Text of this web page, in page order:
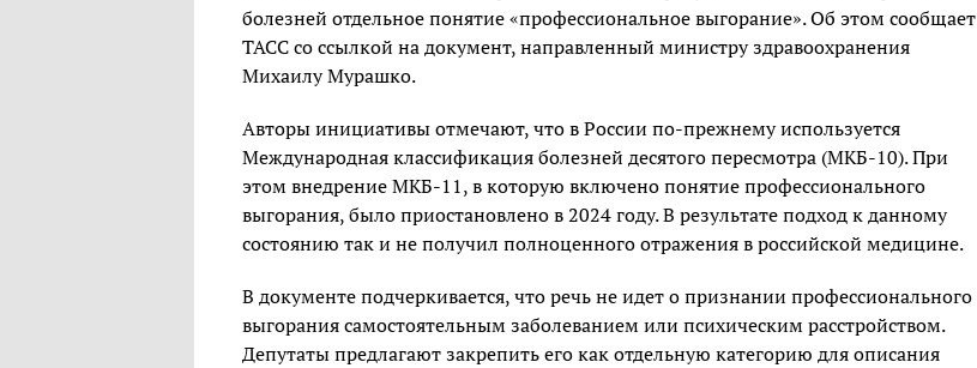
болезней отдельное понятие «профессиональное выгорание». Об этом сообщает
ТАСС со ссылкой на документ, направленный министру здравоохранения
Михаилу Мурашко.
Авторы инициативы отмечают, что в России по-прежнему используется
Международная классификация болезней десятого пересмотра (МКБ-10). При
этом внедрение МКБ-11, в которую включено понятие профессионального
выгорания, было приостановлено в 2024 году. В результате подход к данному
состоянию так и не получил полноценного отражения в российской медицине.
В документе подчеркивается, что речь не идет о признании профессионального
выгорания самостоятельным заболеванием или психическим расстройством.
Депутаты предлагают закрепить его как отдельную категорию для описания